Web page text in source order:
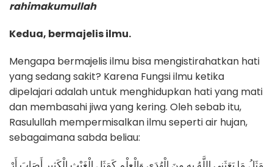
rahimakumullah
Kedua, bermajelis ilmu.
Mengapa bermajelis ilmu bisa mengistirahatkan hati
yang sedang sakit? Karena Fungsi ilmu ketika
dipelajari adalah untuk menghidupkan hati yang mati
dan membasahi jiwa yang kering. Oleh sebab itu,
Rasulullah mempermisalkan ilmu seperti air hujan,
sebagaimana sabda beliau: